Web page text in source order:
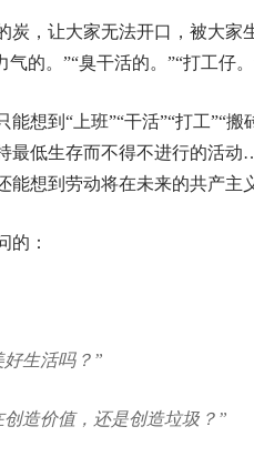
炭，让大家无法开口，被大家
气的。”“臭干活的。”“打工仔
能想到“上班”“干活”“打工”“
最低生存而不得不进行的活
能想到劳动将在未来的共产主
的：
生活吗？”
造价值，还是创造垃圾？”